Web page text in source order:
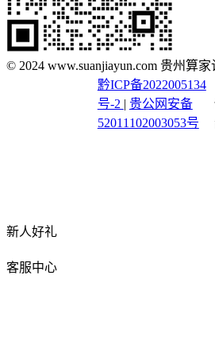
© 2024 www.suanjiayun.com 贵州算
黔ICP备2022005134
号-2 | 贵公网安备
52011102003053号
新人好礼
客服中心